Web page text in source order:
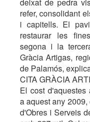
refer, consolidant
i capitells. El
restaurar les
segona i la
Gràcia Artigas,
de Palamós,
CITA GRÀCIA
El cost d'aquestes
a aquest any
d'Obres i Serveis